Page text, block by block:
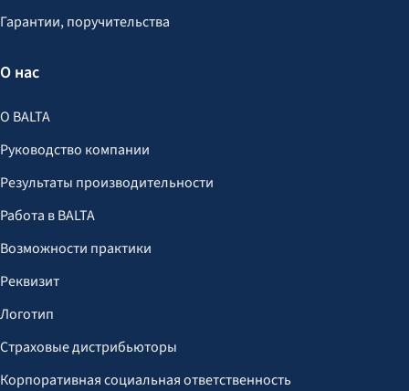
Гарантии, поручительства
О нас
О BALTA
Руководство компании
Результаты производительности
Работа в BALTA
Возможности практики
Реквизит
Логотип
Страховые дистрибьюторы
Корпоративная социальная ответственность